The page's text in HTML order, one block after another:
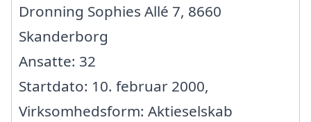
Dronning Sophies Allé 7, 8660
Skanderborg
Ansatte: 32
Startdato: 10. februar 2000,
Virksomhedsform: Aktieselskab